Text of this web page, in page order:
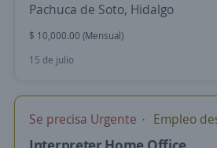
Pachuca de Soto, Hidalgo
$ 10,000.00 (Mensual)
15 de julio
Se precisa Urgente Empleo